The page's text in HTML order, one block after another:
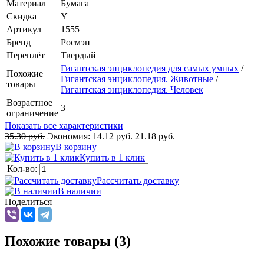
Материал
Бумага
Скидка
Y
Артикул
1555
Бренд
Росмэн
Переплёт
Твердый
Похожие
товары
Гигантская энциклопедия для самых умных /
Гигантская энциклопедия. Животные /
Гигантская энциклопедия. Человек
Возрастное
ограничение
3+
Показать все характеристики
35.30 руб. Экономия: 14.12 руб. 21.18 руб.
В корзину
Купить в 1 клик
Кол-во:
Рассчитать доставку
В наличии
Поделиться
Похожие товары (3)